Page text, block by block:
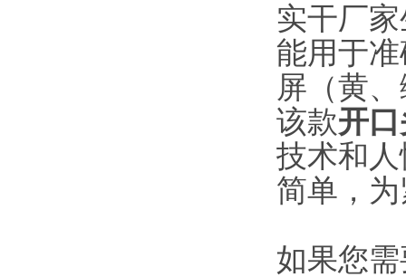
实干厂
能用于
屏（黄
该款开
技术和
简单，
如果您